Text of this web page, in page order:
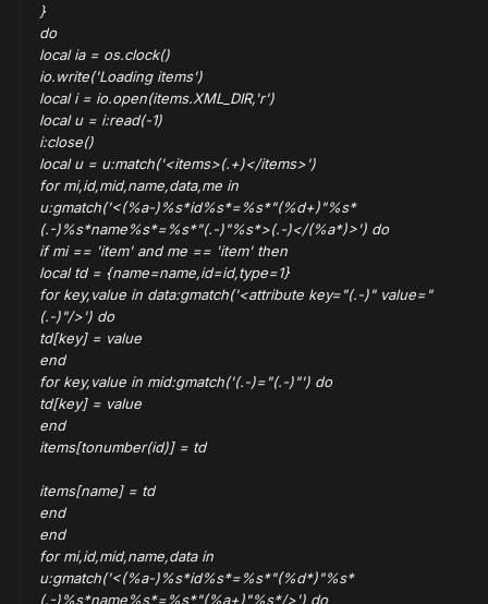
}
do
local ia = os.clock()
io.write('Loading items')
local i = io.open(items.XML_DIR,'r')
local u = i:read(-1)
i:close()
local u = u:match('<items>(.+)</items>')
for mi,id,mid,name,data,me in
u:gmatch('<(%a-)%s*id%s*=%s*"(%d+)"%s*
(.-)%s*name%s*=%s*"(.-)"%s*>(.-)</(%a*)>') do
if mi == 'item' and me == 'item' then
local td = {name=name,id=id,type=1}
for key,value in data:gmatch('<attribute key="(.-)" value="
(.-)"/>') do
td[key] = value
end
for key,value in mid:gmatch('(.-)="(.-)"') do
td[key] = value
end
items[tonumber(id)] = td
items[name] = td
end
end
for mi,id,mid,name,data in
u:gmatch('<(%a-)%s*id%s*=%s*"(%d*)"%s*
(.-)%s*name%s*=%s*"(%a+)"%s*/>') do